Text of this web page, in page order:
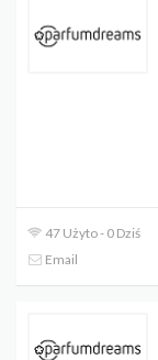
47 Użyto - 0 Dziś
Email